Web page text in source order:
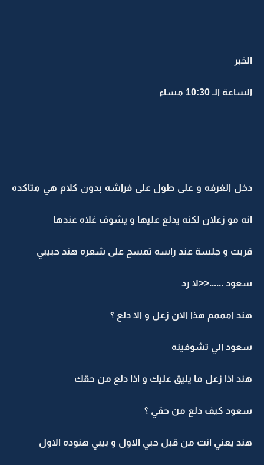
الخبر
الساعة الـ 10:30 مساء
دخل الغرفه و على طول على فراشه بدون كلام هي متاكده
انه مو زعلان لكنه يدلع عليها و يشوف غلاه عندها
قربت و جلسة عند راسه تمسح على شعره هند حبيبي
سعود ......<<لا رد
هند امممم هذا الان زعل و الا دلع ؟
سعود الي تشوفينه
هند اذا زعل ما يليق عليك و اذا دلع من حقك
سعود كيف دلع من حقي ؟
هند يعني انت من قبل حبي الاول و بيبي هنوده الاول